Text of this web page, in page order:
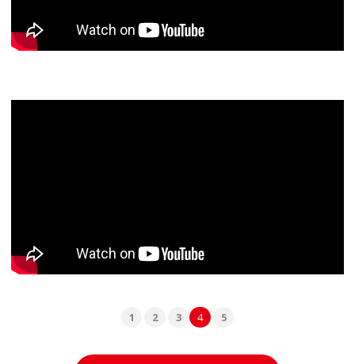
1 2 3 4 5